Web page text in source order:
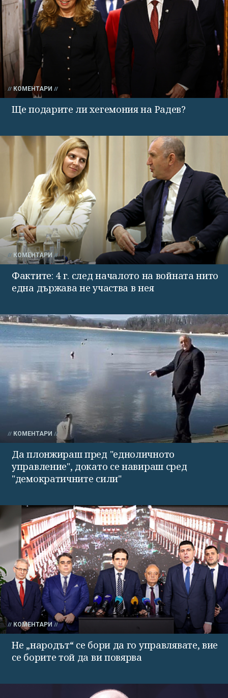
КОМЕНТАРИ
Ще подарите ли хегемония на Радев?
КОМЕНТАРИ
Фактите: 4 г. след началото на войната нито
една държава не участва в нея
КОМЕНТАРИ
Да плонжираш пред "едноличното
управление", докато се навираш сред
"демократичните сили"
КОМЕНТАРИ
Не „народът“ се бори да го управлявате, вие
се борите той да ви повярва